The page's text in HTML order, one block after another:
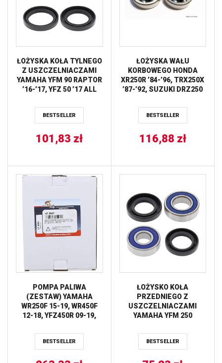
ŁOŻYSKA KOŁA TYLNEGO
Z USZCZELNIACZAMI
YAMAHA YFM 90 RAPTOR
’16-’17, YFZ 50 ’17 ALL
BESTSELLER
101,83 zł
ŁOŻYSKA WAŁU
KORBOWEGO HONDA
XR250R ’84-’96, TRX250X
’87-’92, SUZUKI DRZ250
RAPTOR ’08-’13 (NTN)
BEARING WORX
BESTSELLER
116,88 zł
POMPA PALIWA
(ZESTAW) YAMAHA
WR250F 15-19, WR450F
12-18, YFZ450R 09-19,
14-19, YZF450 10-19
YZ450FX 16-18 ALL
BESTSELLER
ŁOŻYSKO KOŁA
PRZEDNIEGO Z
USZCZELNIACZAMI
YAMAHA YFM 250
ALL BALLS
BESTSELLER